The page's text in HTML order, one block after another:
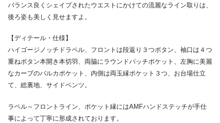
バランス良くシェイプされたウエストにかけての流麗なライン取りは、
後ろ姿も美しく見せますよ。
【ディテール・仕様】
ハイゴージノッチドラペル、フロントは段返り３つボタン、袖口は４つ
重ねボタン本開き本切羽、両脇にラウンドパッチポケット、左胸に美麗
なカーブのバルカポケット、内側は両玉縁ポケット３つ、お台場仕立
て、総裏地、サイドベンツ。
ラペル～フロントライン、ポケット縁にはAMFハンドステッチが手仕
事によって丁寧に形成されております。